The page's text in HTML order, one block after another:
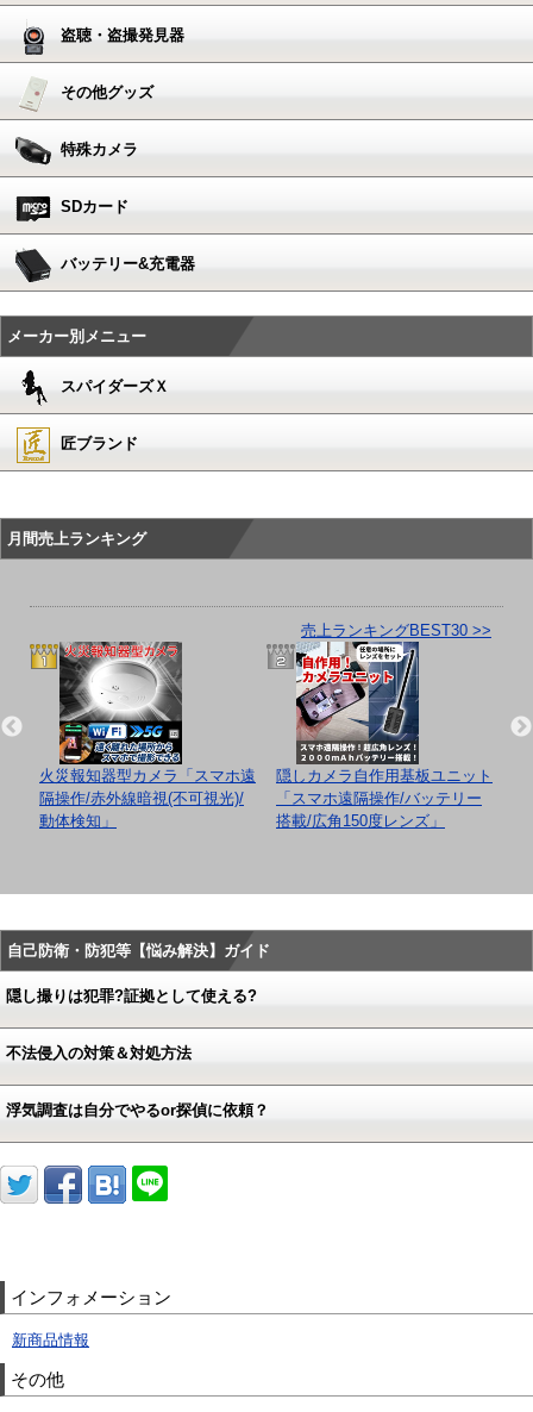
盗聴・盗撮発見器
その他グッズ
特殊カメラ
SDカード
バッテリー&充電器
メーカー別メニュー
スパイダーズＸ
匠ブランド
月間売上ランキング
売上ランキングBEST30 >>
火災報知器型カメラ「スマホ遠
隔操作/赤外線暗視(不可視光)/
動体検知」
隠しカメラ自作用基板ユニット
「スマホ遠隔操作/バッテリー
搭載/広角150度レンズ」
自己防衛・防犯等【悩み解決】ガイド
隠し撮りは犯罪?証拠として使える?
不法侵入の対策＆対処方法
浮気調査は自分でやるor探偵に依頼？
インフォメーション
新商品情報
その他